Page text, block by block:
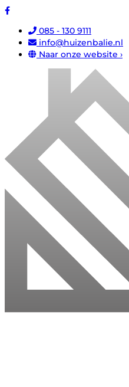
085 - 130 9111
info@huizenbalie.nl
Naar onze website ›